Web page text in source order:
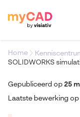
Home
SOLIDWORKS
Gepubliceerd op 25
Laatste bewerking op